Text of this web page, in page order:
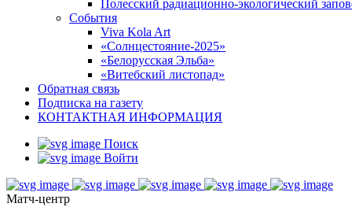
Полесский радиационно-экологический
События
Viva Kola Art
«Солнцестояние-2025»
«Белорусская Эльба»
«Витебский листопад»
Обратная связь
Подписка на газету
КОНТАКТНАЯ ИНФОРМАЦИЯ
Поиск
Войти
Матч-центр